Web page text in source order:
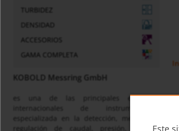
TURBIDEZ
DENSIDAD
ACCESORIOS
GAMA COMPLETA
KOBOLD Messring GmbH
es una de las principales empresas
regulación de caudal, presión, nivel yEste